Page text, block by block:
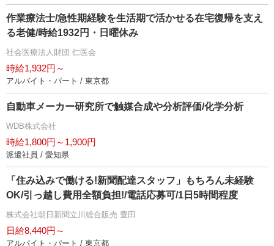
作業療法士/急性期経験を生活期で活かせる在宅復帰を支え
る老健/時給1932円・日曜休み
社会医療法人財団 仁医会
時給1,932円～
アルバイト・パート / 東京都
自動車メーカー研究所で触媒合成や分析評価/化学分析
WDB株式会社
時給1,800円～1,900円
派遣社員 / 愛知県
「住み込みで働ける!新聞配達スタッフ」もちろん未経験
OK/引っ越し費用全額負担!/電話応募可/1日5時間程度
株式会社朝日新聞立川総合販売 豊田
日給8,440円～
アルバイト・パート / 東京都